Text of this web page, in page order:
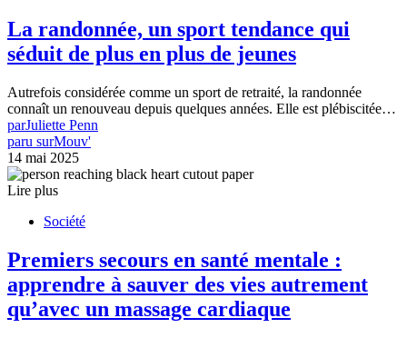
La randonnée, un sport tendance qui
séduit de plus en plus de jeunes
Autrefois considérée comme un sport de retraité, la randonnée
connaît un renouveau depuis quelques années. Elle est plébiscitée…
parJuliette Penn
paru surMouv'
14 mai 2025
Lire plus
Société
Premiers secours en santé mentale :
apprendre à sauver des vies autrement
qu’avec un massage cardiaque